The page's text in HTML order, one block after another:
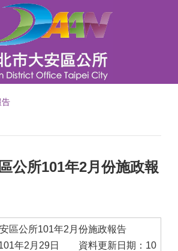
告
公所101年2月份施政報
區公所101年2月份施政報告
101年2月29日 資料更新日期：10